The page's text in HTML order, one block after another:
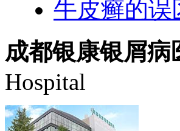
牛皮癣的误
成都银康银屑病
Hospital